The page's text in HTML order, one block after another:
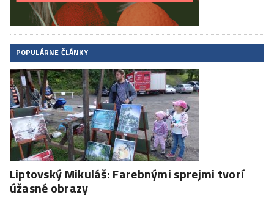
POPULÁRNE ČLÁNKY
Liptovský Mikuláš: Farebnými sprejmi tvorí
úžasné obrazy